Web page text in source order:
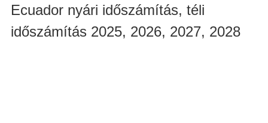
Ecuador nyári időszámítás, téli
időszámítás 2025, 2026, 2027, 2028